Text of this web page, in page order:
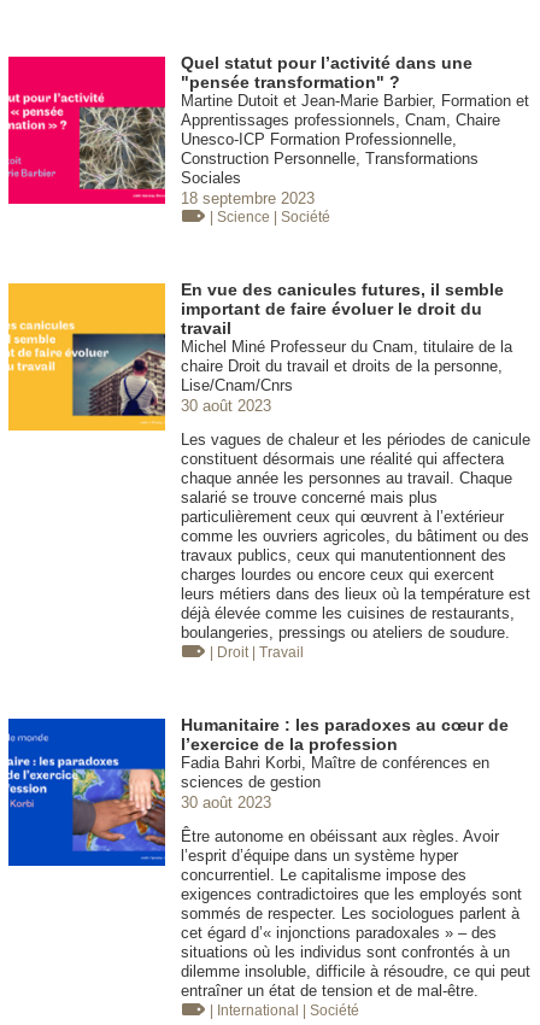
Quel statut pour l’activité dans une
"pensée transformation" ?
Martine Dutoit et Jean-Marie Barbier, Formation et
Apprentissages professionnels, Cnam, Chaire
Unesco-ICP Formation Professionnelle,
Construction Personnelle, Transformations
Sociales
18 septembre 2023
| Science | Société
En vue des canicules futures, il semble
important de faire évoluer le droit du
travail
Michel Miné Professeur du Cnam, titulaire de la
chaire Droit du travail et droits de la personne,
Lise/Cnam/Cnrs
30 août 2023
Les vagues de chaleur et les périodes de canicule
constituent désormais une réalité qui affectera
chaque année les personnes au travail. Chaque
salarié se trouve concerné mais plus
particulièrement ceux qui œuvrent à l’extérieur
comme les ouvriers agricoles, du bâtiment ou des
travaux publics, ceux qui manutentionnent des
charges lourdes ou encore ceux qui exercent
leurs métiers dans des lieux où la température est
déjà élevée comme les cuisines de restaurants,
boulangeries, pressings ou ateliers de soudure.
| Droit | Travail
Humanitaire : les paradoxes au cœur de
l’exercice de la profession
Fadia Bahri Korbi, Maître de conférences en
sciences de gestion
30 août 2023
Être autonome en obéissant aux règles. Avoir
l’esprit d’équipe dans un système hyper
concurrentiel. Le capitalisme impose des
exigences contradictoires que les employés sont
sommés de respecter. Les sociologues parlent à
cet égard d’« injonctions paradoxales » – des
situations où les individus sont confrontés à un
dilemme insoluble, difficile à résoudre, ce qui peut
entraîner un état de tension et de mal-être.
| International | Société